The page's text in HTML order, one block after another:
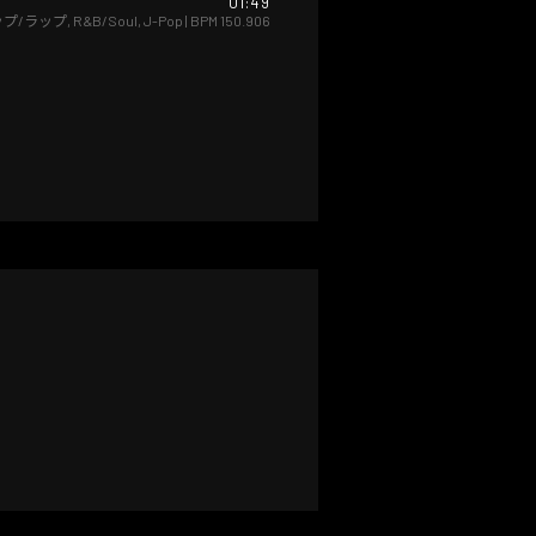
プ/ラップ, R&B/Soul, J-Pop | BPM 150.906